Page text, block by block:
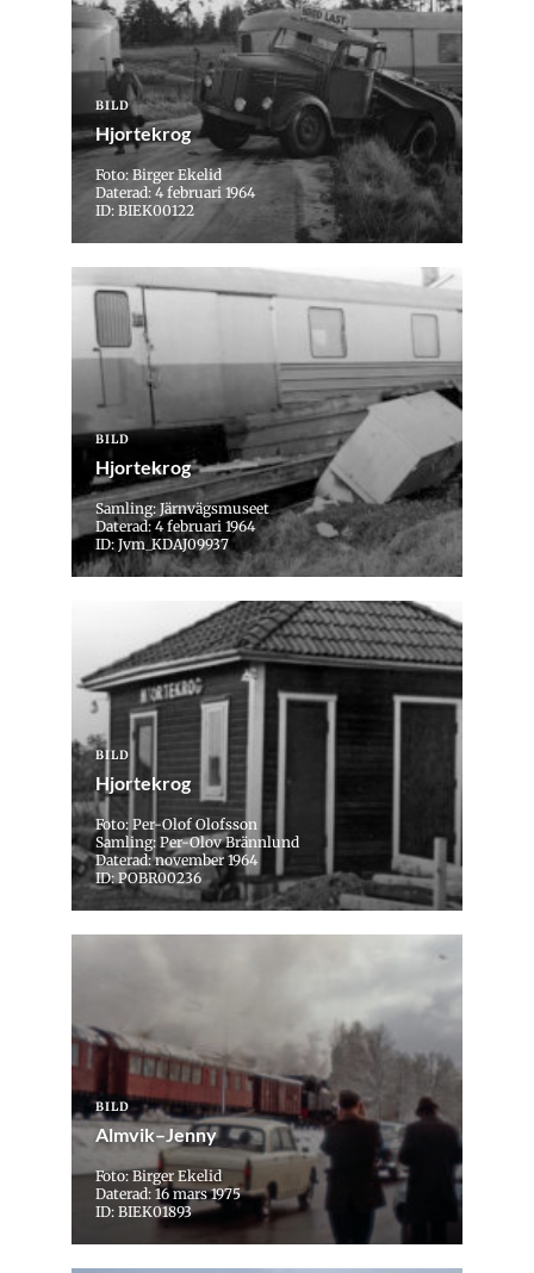
BILD
Hjortekrog
Foto: Birger Ekelid
Daterad: 4 februari 1964
ID: BIEK00122
BILD
Hjortekrog
Samling: Järnvägsmuseet
Daterad: 4 februari 1964
ID: Jvm_KDAJ09937
BILD
Hjortekrog
Foto: Per-Olof Olofsson
Samling: Per-Olov Brännlund
Daterad: november 1964
ID: POBR00236
BILD
Almvik–Jenny
Foto: Birger Ekelid
Daterad: 16 mars 1975
ID: BIEK01893